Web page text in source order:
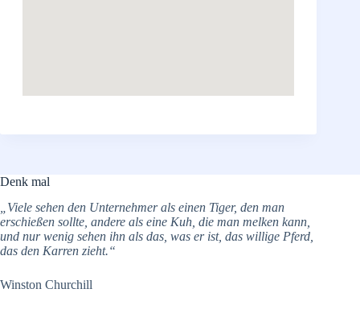
Denk mal
„Viele sehen den Unternehmer als einen Tiger, den man
erschießen sollte, andere als eine Kuh, die man melken kann,
und nur wenig sehen ihn als das, was er ist, das willige Pferd,
das den Karren zieht.“
Winston Churchill